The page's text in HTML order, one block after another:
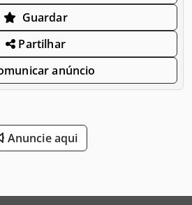
Guardar
Partilhar
anúncio
Anuncie aqui